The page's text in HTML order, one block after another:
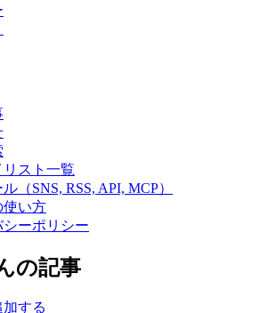
スト一覧
（SNS, RSS, API, MCP）
使い方
シーポリシー
の記事
する